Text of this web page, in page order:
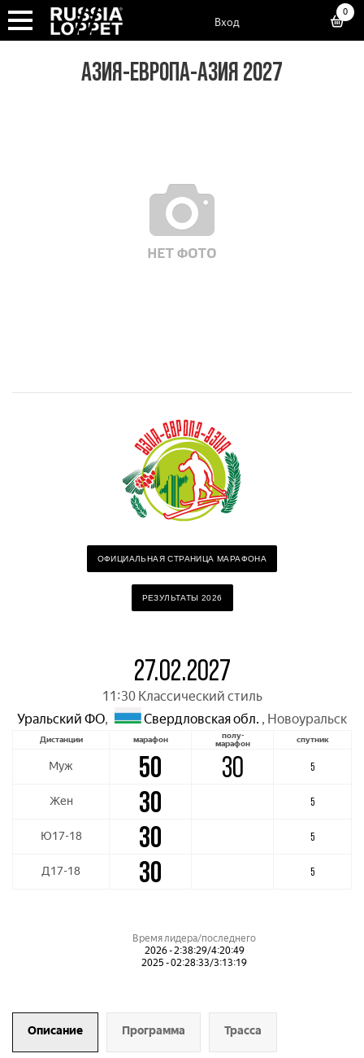
Вход
0
АЗИЯ-ЕВРОПА-АЗИЯ 2027
ОФИЦИАЛЬНАЯ СТРАНИЦА МАРАФОНА
РЕЗУЛЬТАТЫ 2026
27.02.2027
11:30 Классический стиль
Уральский ФО, Свердловская обл. , Новоуральск
Дистанции марафон полу-
марафон спутник
Муж 50 30 5
Жен 30 5
Ю17-18 30 5
Д17-18 30 5
Время лидера/последнего
2026 - 2:38:29/4:20:49
2025 - 02:28:33/3:13:19
Описание Программа Трасса